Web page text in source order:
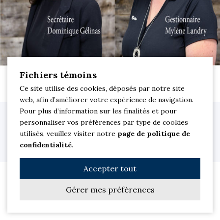
Clinique dentaire M Sourire. Dentiste à Saint-Jean-sur-Richelieu © 2026
Tous droits réservés.
Site Web parLes Solutions PowerSurfer| Membre du réseau
jetrouvemondentiste
Fichiers témoins
Ce site utilise des cookies, déposés par notre site
web, afin d’améliorer votre expérience de navigation.
Pour plus d’information sur les finalités et pour
personnaliser vos préférences par type de cookies
utilisés, veuillez visiter notre page de politique de
confidentialité.
Accepter tout
Gérer mes préférences